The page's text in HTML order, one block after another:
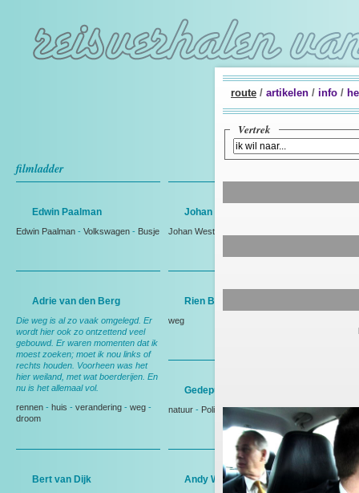
route / artikelen / info /
Vertrek
filmladder
Edwin Paalman
Edwin Paalman - Volkswagen - Busje
Johan Westmaas
Johan Westmaas
Adrie van den Berg
Die weg is al zo vaak omgelegd. Er
wordt hier ook zo ontzettend veel
gebouwd. Er waren momenten dat ik
moest zoeken; moet ik nou links of
rechts houden. Voorheen was het
hier weiland, met wat boerderijen. En
nu is het allemaal vol.
rennen - huis - verandering - weg -
droom
Rien Bakker
weg
Gedeputeerde Evertse
natuur - Politiek
Bert van Dijk Andy Wibier